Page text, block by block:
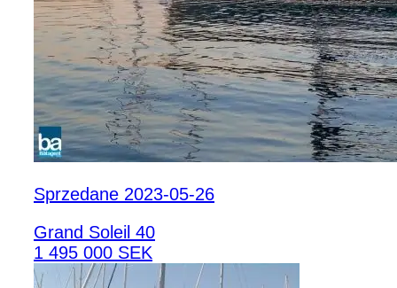
Sprzedane 2023-05-26
Grand Soleil 40
1 495 000 SEK